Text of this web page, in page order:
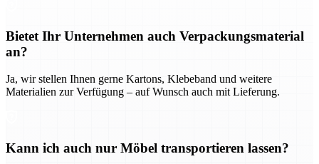
Bietet Ihr Unternehmen auch Verpackungsmaterial
an?
Ja, wir stellen Ihnen gerne Kartons, Klebeband und weitere
Materialien zur Verfügung – auf Wunsch auch mit Lieferung.
Kann ich auch nur Möbel transportieren lassen?